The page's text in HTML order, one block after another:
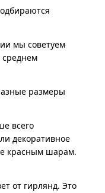
мы советуем
размеры
всего
декоративное
красным шарам.
от гирлянд. Это